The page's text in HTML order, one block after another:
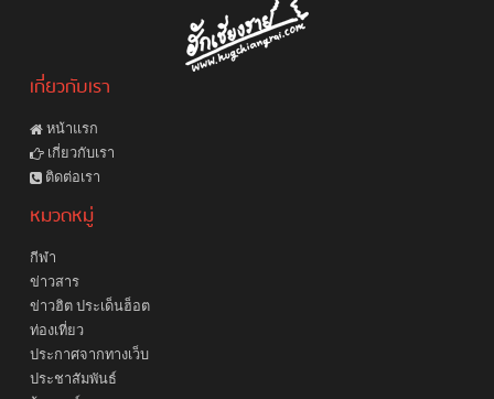
เกี่ยวกับเรา
หน้าแรก
เกี่ยวกับเรา
ติดต่อเรา
หมวดหมู่
กีฬา
ข่าวสาร
ข่าวฮิต ประเด็นฮ็อต
ท่องเที่ยว
ประกาศจากทางเว็บ
ประชาสัมพันธ์